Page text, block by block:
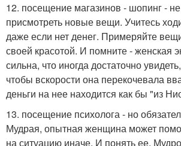
12. посещение магазинов - шопинг -
присмотреть новые вещи. Учитесь
даже если нет денег. Примеряйте
своей красотой. И помните - женская
сильна, что иногда достаточно
чтобы вскорости она перекочевала
деньги на нее находится как бы "из
13. посещение психолога - но
Мудрая, опытная женщина может
на ситуацию иначе. И понять ее.